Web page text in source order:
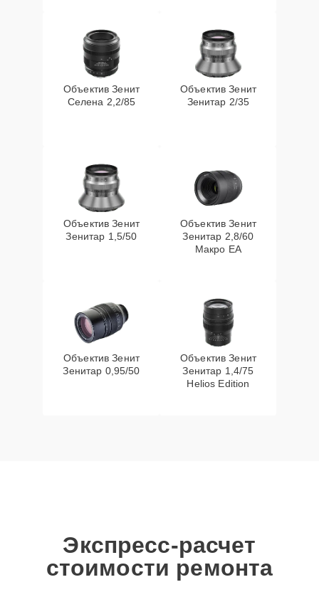
Объектив Зенит
Селена 2,2/85
Объектив Зенит
Зенитар 2/35
Объектив Зенит
Зенитар 1,5/50
Объектив Зенит
Зенитар 2,8/60
Макро ЕА
Объектив Зенит
Зенитар 0,95/50
Объектив Зенит
Зенитар 1,4/75
Helios Edition
Экспресс-расчет
стоимости ремонта